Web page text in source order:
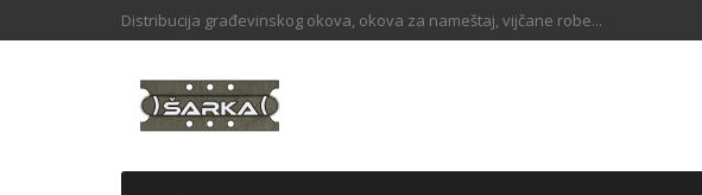
Distribucija građevinskog okova, okova za nameštaj, vijčane robe...